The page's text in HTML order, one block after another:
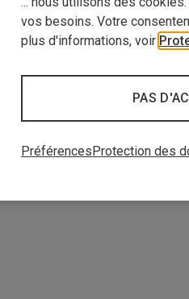
vos besoins. Votre
plus d'informations, voir
PAS
PréférencesProtection des